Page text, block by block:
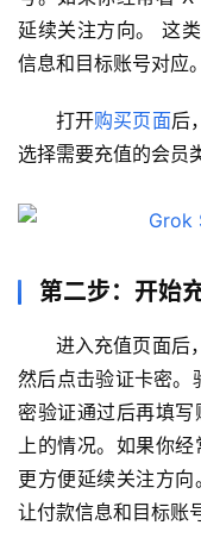
延续关注方向。 这
信息和目标账号对应。
打开购买页面后
选择需要充值的会员
第二步：开始
进入充值页面后
然后点击验证卡密。
密验证通过后再填
上的情况。如果你
更方便延续关注方
让付款信息和目标账